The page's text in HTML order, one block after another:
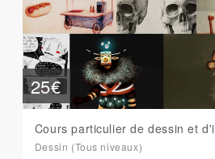
25€
Cours particulier de dessin et
Dessin (Tous niveaux)